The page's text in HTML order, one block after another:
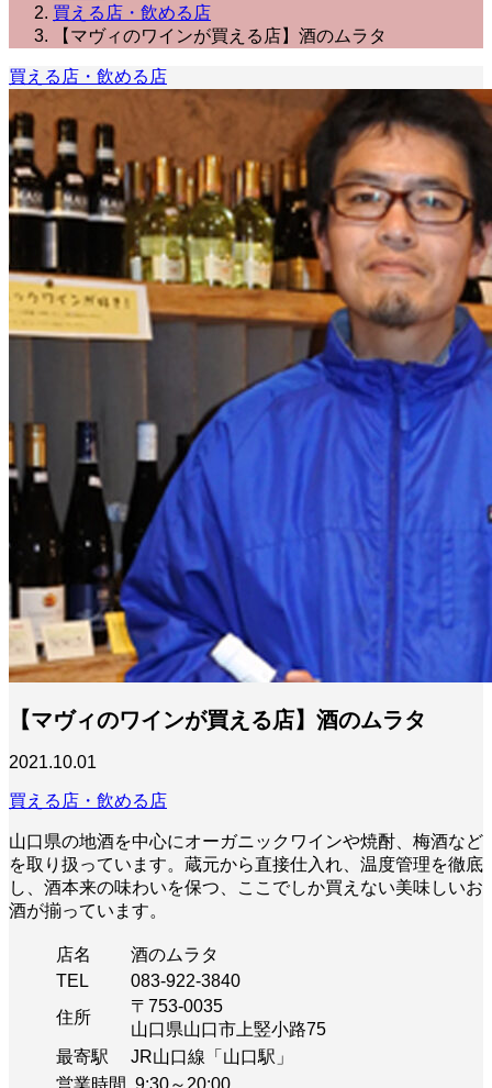
買える店・飲める店
【マヴィのワインが買える店】酒のムラタ
買える店・飲める店
【マヴィのワインが買える店】酒のムラタ
2021.10.01
買える店・飲める店
山口県の地酒を中心にオーガニックワインや焼酎、梅酒など
を取り扱っています。蔵元から直接仕入れ、温度管理を徹底
し、酒本来の味わいを保つ、ここでしか買えない美味しいお
酒が揃っています。
店名
酒のムラタ
TEL
083-922-3840
住所
〒753-0035
山口県山口市上竪小路75
最寄駅
JR山口線「山口駅」